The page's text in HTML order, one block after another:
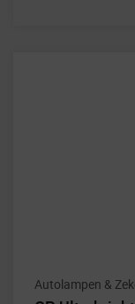
Autolampen &